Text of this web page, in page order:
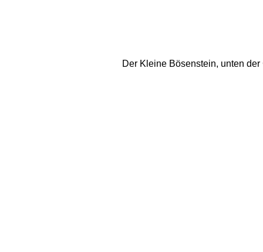
Der Kleine Bösenstein, unten